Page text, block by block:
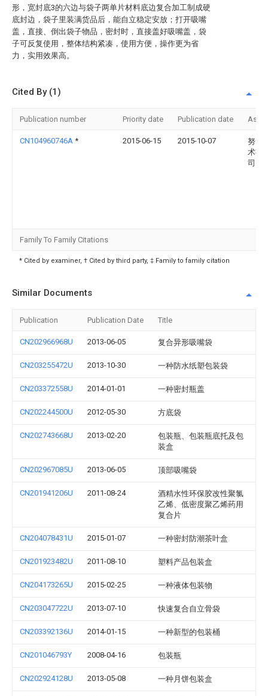
形，宽封底3的六边与袋子两单片材料底边复合加工制成硬
底封边，袋子里装满货品后，能自立稳定安放；打开吸嘴
盖，直接、倒出袋子物品，密封时，直接盖好吸嘴盖，袋
子可反复使用，整体结构紧凑，使用方便，操作更为省
力，实用效果高。
Cited By (1)
Publication number Priority date Publication date
CN104960746A * 2015-06-15 2015-10-07
努比
术有
司
Family To Family Citations
* Cited by examiner, † Cited by third party, ‡ Family to family citation
Similar Documents
Publication Publication Date Title
CN202966968U 2013-06-05 复合异形吸嘴袋
CN203255472U 2013-10-30 一种防水纸塑包装袋
CN203372558U 2014-01-01 一种密封瓶盖
CN202244500U 2012-05-30 方底袋
CN202743668U 2013-02-20
包装瓶、包装瓶底托及包
装盒
CN202967085U 2013-06-05 顶部吸嘴袋
CN201941206U 2011-08-24
酒精水性环保胶改性聚氯
乙烯、低密度聚乙烯药用
复合片
CN204078431U 2015-01-07 一种密封防潮茶叶盒
CN201923482U 2011-08-10 塑料产品包装盒
CN204173265U 2015-02-25 一种液体包装物
CN203047722U 2013-07-10 快速复合自立骨袋
CN203392136U 2014-01-15 一种新型的包装桶
CN201046793Y 2008-04-16 包装瓶
CN202924128U 2013-05-08 一种月饼包装盒